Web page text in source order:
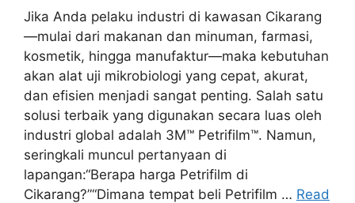
Jika Anda pelaku industri di kawasan Cikarang
—mulai dari makanan dan minuman, farmasi,
kosmetik, hingga manufaktur—maka kebutuhan
akan alat uji mikrobiologi yang cepat, akurat,
dan efisien menjadi sangat penting. Salah satu
solusi terbaik yang digunakan secara luas oleh
industri global adalah 3M™ Petrifilm™. Namun,
seringkali muncul pertanyaan di
lapangan:“Berapa harga Petrifilm di
Cikarang?”“Dimana tempat beli Petrifilm … Read